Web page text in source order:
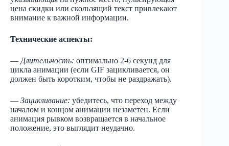
цена скидки или скользящий текст привлекают
внимание к важной информации.
Технические аспекты:
— Длительность: оптимально 2-6 секунд для
цикла анимации (если GIF зацикливается, он
должен быть коротким, чтобы не раздражать).
— Зацикливание: убедитесь, что переход между
началом и концом анимации незаметен. Если
анимация рывком возвращается в начальное
положение, это выглядит неудачно.